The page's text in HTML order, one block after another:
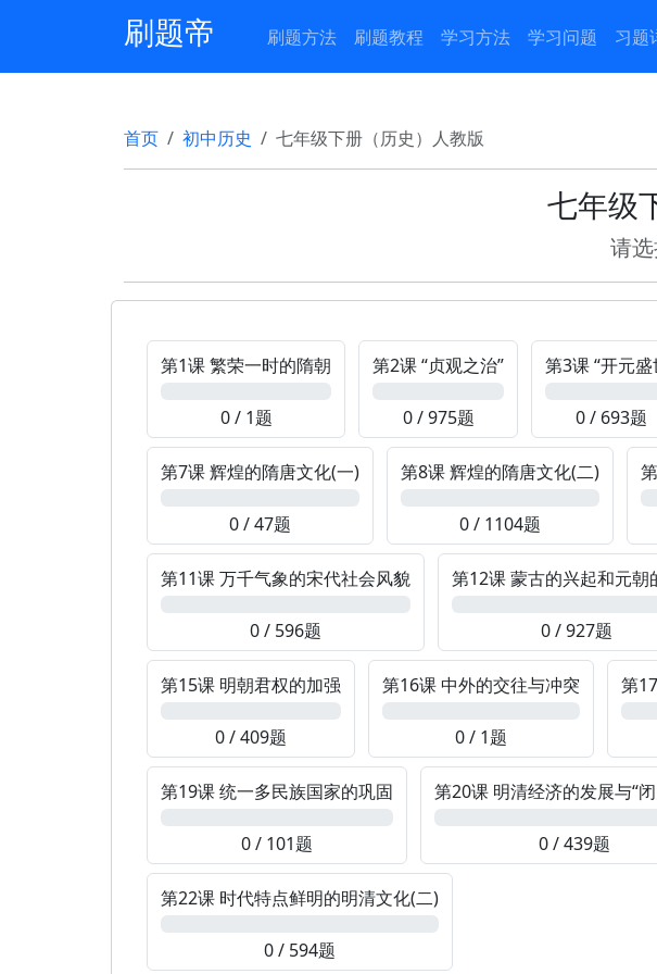
刷题帝 刷题方法 刷题教程 学习方法 学习问题 习题
首页 初中历史 七年级下册（历史）人教版
七年级
请
第1课 繁荣一时的隋朝
0 / 1题
第2课 “贞观之治”
0 / 975题
第3课 “开元盛
0 / 693题
第7课 辉煌的隋唐文化(一)
0 / 47题
第8课 辉煌的隋唐文化(二)
0 / 1104题
第11课 万千气象的宋代社会风貌
0 / 596题
第12课 蒙古的兴起和元朝
0 / 927题
第15课 明朝君权的加强
0 / 409题
第16课 中外的交往与冲突
0 / 1题
第
第19课 统一多民族国家的巩固
0 / 101题
第20课 明清经济的发展与“
0 / 439题
第22课 时代特点鲜明的明清文化(二)
0 / 594题